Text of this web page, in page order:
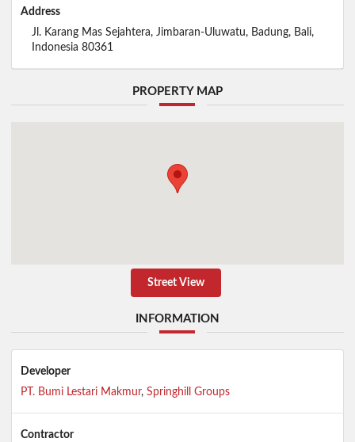
Address
Jl. Karang Mas Sejahtera, Jimbaran-Uluwatu, Badung, Bali,
Indonesia 80361
PROPERTY MAP
Street View
INFORMATION
Developer
PT. Bumi Lestari Makmur, Springhill Groups
Contractor